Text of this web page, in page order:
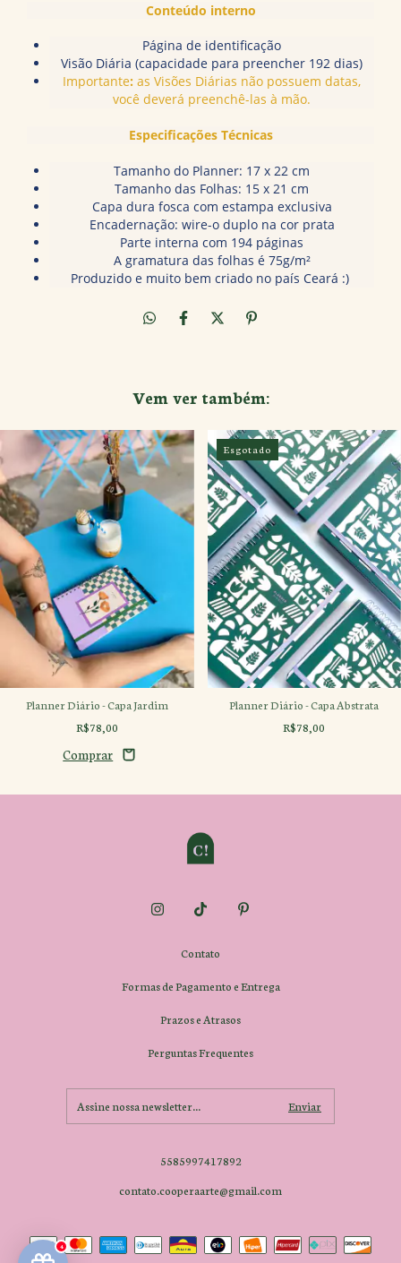
4
Conteúdo interno
Página de identificação
Visão Diária (capacidade para preencher 192 dias)
Importante: as Visões Diárias não possuem datas,
você deverá preenchê-las à mão.
Especificações Técnicas
Tamanho do Planner: 17 x 22 cm
Tamanho das Folhas: 15 x 21 cm
Capa dura fosca com estampa exclusiva
Encadernação: wire-o duplo na cor prata
Parte interna com 194 páginas
A gramatura das folhas é 75g/m²
Produzido e muito bem criado no país Ceará :)
Vem ver também:
Planner Diário - Capa Jardim
R$78,00
Esgotado
Planner Diário - Capa Abstrata
R$78,00
Contato
Formas de Pagamento e Entrega
Prazos e Atrasos
Perguntas Frequentes
5585997417892
contato.cooperaarte@gmail.com